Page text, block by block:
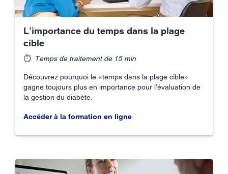
L’importance du temps dans la plage
cible
⏱Temps de traitement de 15 min
Découvrez pourquoi le «temps dans la plage cible»
gagne toujours plus en importance pour l’évaluation de
la gestion du diabète.
Accéder à la formation en ligne